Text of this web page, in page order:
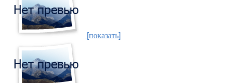
[показать]